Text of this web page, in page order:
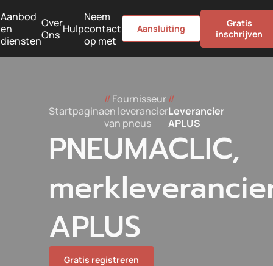
Aanbod
en
diensten
Over
Ons Hulp
Neem
contact
op met
Aansluiting
Gratis
inschrijven
Startpagina
// Fournisseur
en leverancier
van pneus
//
Leverancier
APLUS
PNEUMACLIC,
APLUS
Gratis registreren